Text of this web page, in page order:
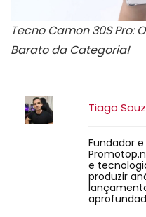
Tecno Camon 30S Pro:
Barato da Categoria!
Tiago
Fundador
e
produzir